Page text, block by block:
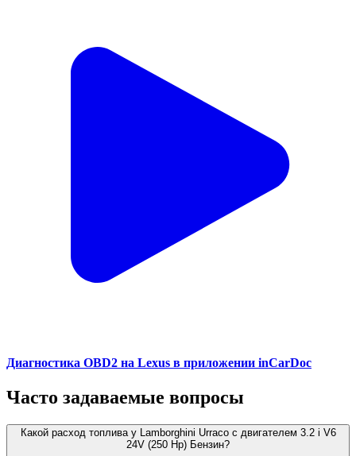
Диагностика OBD2 на Lexus в приложении inCarDoc
Часто задаваемые вопросы
Какой расход топлива у Lamborghini Urraco с двигателем 3.2 i V6
24V (250 Hp) Бензин?